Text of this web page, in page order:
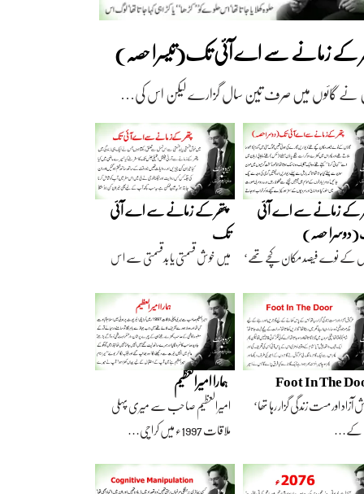
کے زمانے سے اے آئی تک(تیسرا حصہ)
نے گائوں میں صرف تین سال گزارے لیکن اس کی…
کے زمانے سے اے آئی
حصہ)
کے نوے فیصد مکان کچے تھے‘
پتھر کے زمانے سے اے آئی
تک
میں خوش قسمتی یا بدقسمتی سے اس
Foot In The
آزاد اور مست زندگی گزار رہا تھا‘
کے…
ہمارا امیرالعظیم
امیرالعظیم صاحب سے میری پہلی
ملاقات 1997ء میں کراچی…